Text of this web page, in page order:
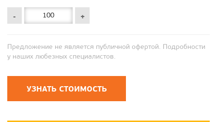
- +
Предложение не является публичной офертой. Подробности
у наших любезных специалистов.
УЗНАТЬ СТОИМОСТЬ